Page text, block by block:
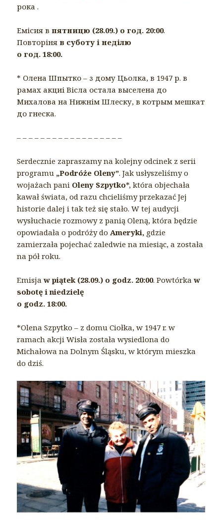
рока .
Емісия в пятницю (28.09.) о год. 20:00.
Повторіняв суботу і неділю
о год. 18:00.
* Олена Шпытко – з дому Цьолка, в 1947 р. в
рамах акциі Вісла остала выселена до
Михалова на Нижнім Шлеску, в котрым мешкат
до гнеска.
– – – – – – – – – – – – – – – – – –
Serdecznie zapraszamy na kolejny odcinek z serii
programu „Podróże Oleny”. Jak usłyszeliśmy o
wojażach pani Oleny Szpytko*, która objechała
kawał świata, od razu chcieliśmy przekazać Jej
historie dalej i tak też się stało. W tej audycji
wysłuchacie rozmowy z panią Oleną, która będzie
opowiadała o podróży do Ameryki, gdzie
zamierzała pojechać zaledwie na miesiąc, a została
na pół roku.
Emisjaw piątek (28.09.) o godz. 20:00. Powtórkaw
sobotę i niedzielę
o godz. 18:00.
*Olena Szpytko – z domu Ciołka, w 1947 r. w
ramach akcji Wisła została wysiedlona do
Michałowa na Dolnym Śląsku, w którym mieszka
do dziś.